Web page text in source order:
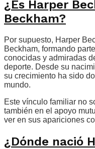
¿Es Harper
Beckham?
Por supuesto, Harper
Beckham, formando
conocidas y admiradas
deporte. Desde su
su crecimiento ha sido
mundo.
Este vínculo familiar no
también en el apoyo
ver en sus apariciones
¿Dónde nació